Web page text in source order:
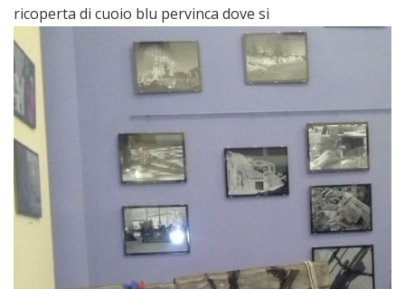
ricoperta di cuoio blu pervinca dove si